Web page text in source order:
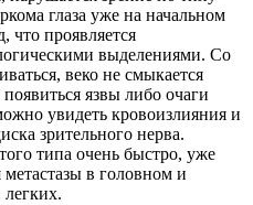
глаза уже на начальном
что проявляется
выделениями. Со
веко не смыкается
язвы либо очаги
увидеть кровоизлияния и
зрительного нерва.
типа очень быстро, уже
метастазы в головном и